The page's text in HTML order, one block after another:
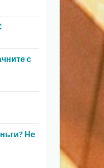
с
Не